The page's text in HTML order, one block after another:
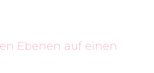
Ebenen auf einen